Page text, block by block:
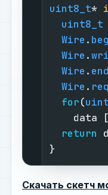
uint8_t*
uint8_t
Wire .
Wire .
Wire .
Wire .
for(
data
return
}
Скачать скетч